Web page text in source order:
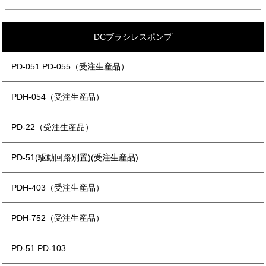
DCブラシレスポンプ
PD-051 PD-055（受注生産品）
PDH-054（受注生産品）
PD-22（受注生産品）
PD-51(駆動回路別置)(受注生産品)
PDH-403（受注生産品）
PDH-752（受注生産品）
PD-51 PD-103